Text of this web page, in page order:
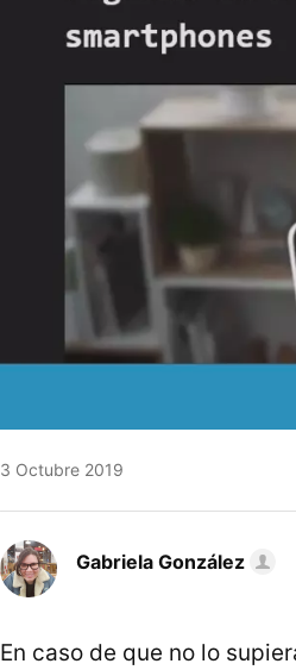
3 Octubre 2019
Gabriela González
En caso de que no lo